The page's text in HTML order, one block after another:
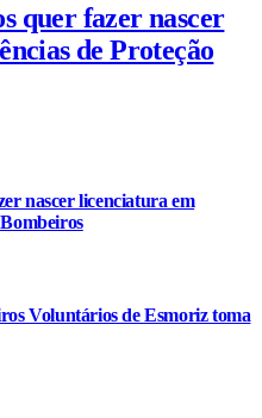
quer fazer nascer
de Proteção
nascer licenciatura em
Voluntários de Esmoriz toma